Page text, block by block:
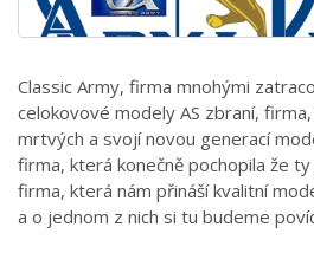
Classic Army, firma mnohými
celokovové modely AS zbraní,
mrtvých a svojí novou generací
firma, která konečně pochopila že
firma, která nám přináší kvalitní
a o jednom z nich si tu budeme